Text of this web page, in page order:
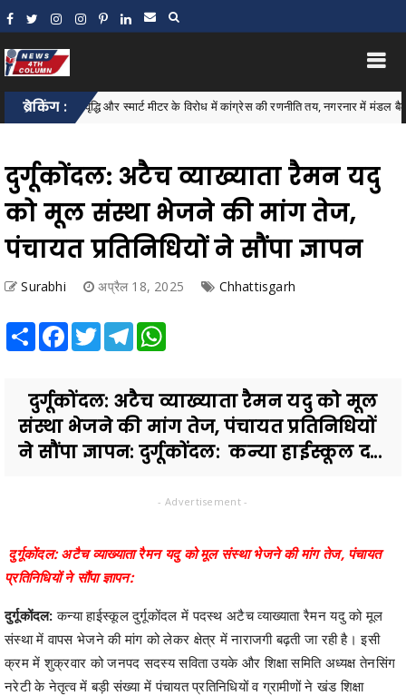
ब्रेकिंग :
बिल वृद्धि और स्मार्ट मीटर के विरोध में कांग्रेस की रणनीति तय, नगरनार में मंडल बैठक संपन्न
दुर्गूकोंदल: अटैच व्याख्याता रैमन यदु
को मूल संस्था भेजने की मांग तेज,
पंचायत प्रतिनिधियों ने सौंपा ज्ञापन
Surabhi अप्रैल 18, 2025 Chhattisgarh
Share Facebook
TwitterTelegram
दुर्गूकोंदल: अटैच व्याख्याता रैमन यदु को मूल
संस्था भेजने की मांग तेज, पंचायत प्रतिनिधियों
ने सौंपा ज्ञापन: दुर्गूकोंदल: कन्या हाईस्कूल द...
- Advertisement -
दुर्गूकोंदल: अटैच व्याख्याता रैमन यदु को मूल संस्था भेजने की मांग तेज, पंचायत
प्रतिनिधियों ने सौंपा ज्ञापन:
दुर्गूकोंदल:कन्या हाईस्कूल दुर्गूकोंदल में पदस्थ अटैच व्याख्याता रैमन यदु को मूल
संस्था में वापस भेजने की मांग को लेकर क्षेत्र में नाराजगी बढ़ती जा रही है। इसी
क्रम में शुक्रवार को जनपद सदस्य सविता उयके और शिक्षा समिति अध्यक्ष तेनसिंग
नरेटी के नेतृत्व में बड़ी संख्या में पंचायत प्रतिनिधियों व ग्रामीणों ने खंड शिक्षा